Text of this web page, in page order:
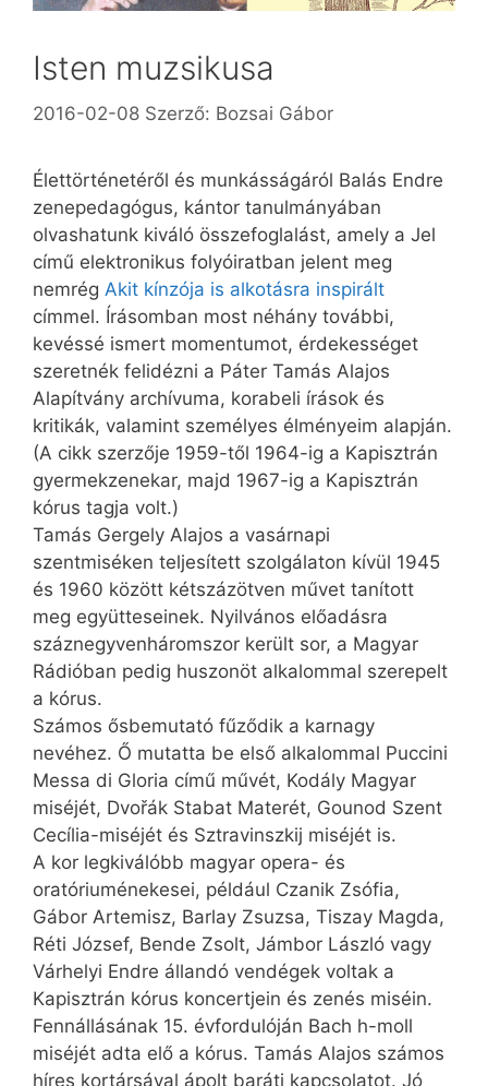
Isten muzsikusa
2016-02-08 Szerző: Bozsai Gábor
Élettörténetéről és munkásságáról Balás Endre
zenepedagógus, kántor tanulmányában
olvashatunk kiváló összefoglalást, amely a Jel
című elektronikus folyóiratban jelent meg
nemrég Akit kínzója is alkotásra inspirált
címmel. Írásomban most néhány további,
kevéssé ismert momentumot, érdekességet
szeretnék felidézni a Páter Tamás Alajos
Alapítvány archívuma, korabeli írások és
kritikák, valamint személyes élményeim alapján.
(A cikk szerzője 1959-től 1964-ig a Kapisztrán
gyermekzenekar, majd 1967-ig a Kapisztrán
kórus tagja volt.)
Tamás Gergely Alajos a vasárnapi
szentmiséken teljesített szolgálaton kívül 1945
és 1960 között kétszázötven művet tanított
meg együtteseinek. Nyilvános előadásra
száznegyvenháromszor került sor, a Magyar
Rádióban pedig huszonöt alkalommal szerepelt
a kórus.
Számos ősbemutató fűződik a karnagy
nevéhez. Ő mutatta be első alkalommal Puccini
Messa di Gloria című művét, Kodály Magyar
miséjét, Dvořák Stabat Materét, ­Gounod Szent
Cecília-miséjét és Sztravinszkij miséjét is.
A kor legkiválóbb magyar opera- és
oratóriuménekesei, például Czanik Zsófia,
Gábor Artemisz, Barlay Zsuzsa, Tiszay Magda,
Réti József, Bende Zsolt, Jámbor László vagy
Várhelyi Endre állandó vendégek voltak a
Kapisztrán kórus koncertjein és zenés miséin.
Fennállásának 15. évfordulóján Bach h-moll
miséjét adta elő a kórus. Tamás Alajos számos
híres kortársával ápolt baráti kapcsolatot. Jó